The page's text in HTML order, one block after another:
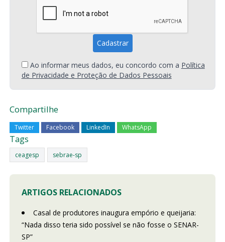
Ao informar meus dados, eu concordo com a Política
de Privacidade e Proteção de Dados Pessoais
Compartilhe
Twitter Facebook LinkedIn WhatsApp
Tags
ceagesp sebrae-sp
ARTIGOS RELACIONADOS
Casal de produtores inaugura empório e queijaria:
“Nada disso teria sido possível se não fosse o SENAR-
SP”